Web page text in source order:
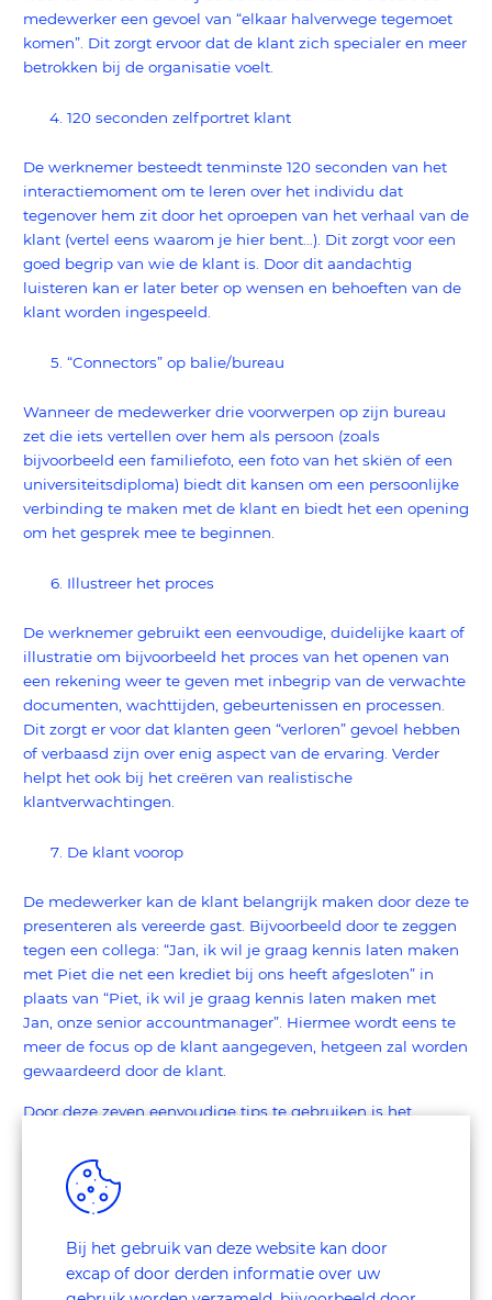
medewerker een gevoel van “elkaar halverwege tegemoet
komen”. Dit zorgt ervoor dat de klant zich specialer en meer
betrokken bij de organisatie voelt.
120 seconden zelfportret klant
De werknemer besteedt tenminste 120 seconden van het
interactiemoment om te leren over het individu dat
tegenover hem zit door het oproepen van het verhaal van de
klant (vertel eens waarom je hier bent…). Dit zorgt voor een
goed begrip van wie de klant is. Door dit aandachtig
luisteren kan er later beter op wensen en behoeften van de
klant worden ingespeeld.
“Connectors” op balie/bureau
Wanneer de medewerker drie voorwerpen op zijn bureau
zet die iets vertellen over hem als persoon (zoals
bijvoorbeeld een familiefoto, een foto van het skiën of een
universiteitsdiploma) biedt dit kansen om een persoonlijke
verbinding te maken met de klant en biedt het een opening
om het gesprek mee te beginnen.
Illustreer het proces
De werknemer gebruikt een eenvoudige, duidelijke kaart of
illustratie om bijvoorbeeld het proces van het openen van
een rekening weer te geven met inbegrip van de verwachte
documenten, wachttijden, gebeurtenissen en processen.
Dit zorgt er voor dat klanten geen “verloren” gevoel hebben
of verbaasd zijn over enig aspect van de ervaring. Verder
helpt het ook bij het creëren van realistische
klantverwachtingen.
De klant voorop
De medewerker kan de klant belangrijk maken door deze te
presenteren als vereerde gast. Bijvoorbeeld door te zeggen
tegen een collega: “Jan, ik wil je graag kennis laten maken
met Piet die net een krediet bij ons heeft afgesloten” in
plaats van “Piet, ik wil je graag kennis laten maken met
Jan, onze senior accountmanager”. Hiermee wordt eens te
meer de focus op de klant aangegeven, hetgeen zal worden
gewaardeerd door de klant.
Door deze zeven eenvoudige tips te gebruiken is het
dagelijks de klantbeleving binnen Finance & Insurance
branche door
het effect van deze tips. Enkele cases van mystery shopping
Bij het gebruik van deze website kan door
excap of door derden informatie over uw